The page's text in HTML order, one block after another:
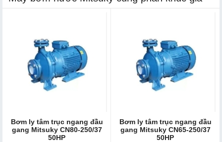
Bơm ly tâm trục ngang đầu
gang Mitsuky CN80-250/37
50HP
Bơm ly tâm trục ngang đầu
gang Mitsuky CN65-250/37
50HP